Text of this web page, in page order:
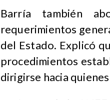
Barría también
requerimientos
del Estado. Explicó
procedimientos
dirigirse hacia